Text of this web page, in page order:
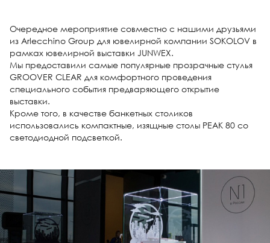
Очередное мероприятие совместно с нашими друзьями
из Arlecchino Group для ювелирной компании SOKOLOV в
рамках ювелирной выставки JUNWEX.
Мы предоставили самые популярные прозрачные стулья
GROOVER CLEAR для комфортного проведения
специального события предваряющего открытие
выставки.
Кроме того, в качестве банкетных столиков
использовались компактные, изящные столы PEAK 80 со
светодиодной подсветкой.